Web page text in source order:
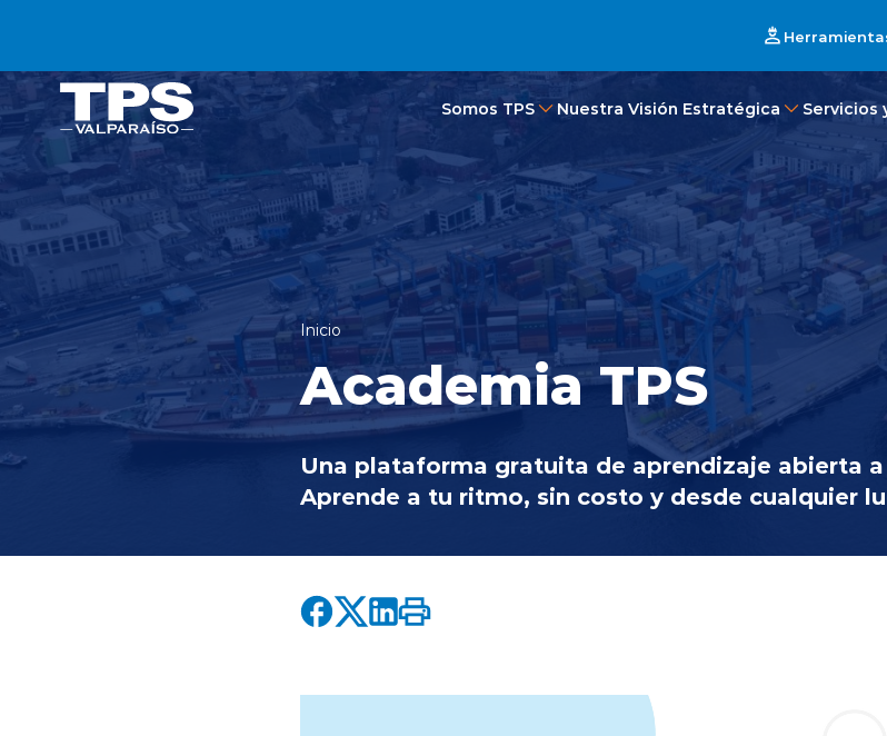
Somos TPS Nuestra Visión Estratégica Servicios
Inicio
Academia TPS
Una plataforma gratuita de aprendizaje abierta
Aprende a tu ritmo, sin costo y desde cualquier